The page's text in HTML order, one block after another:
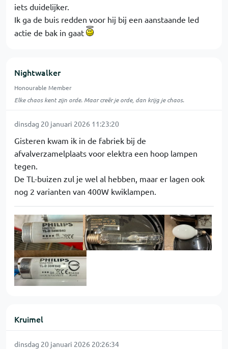
iets duidelijker.
Ik ga de buis redden voor hij bij een aanstaande led
actie de bak in gaat
Nightwalker
Honourable Member
Elke chaos kent zijn orde. Maar creër je orde, dan krijg je chaos.
dinsdag 20 januari 2026 11:23:20
Gisteren kwam ik in de fabriek bij de
afvalverzamelplaats voor elektra een hoop lampen
tegen.
De TL-buizen zul je wel al hebben, maar er lagen ook
nog 2 varianten van 400W kwiklampen.
Kruimel
dinsdag 20 januari 2026 20:26:34